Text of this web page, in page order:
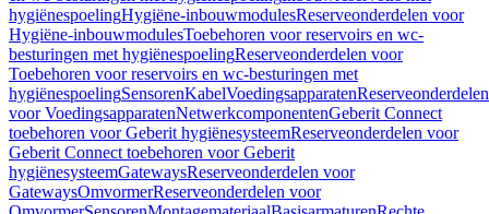
hygiënespoelingHygiëne-inbouwmodulesReserveonderdelen voor
Hygiëne-inbouwmodulesToebehoren voor reservoirs en wc-
besturingen met hygiënespoelingReserveonderdelen voor
Toebehoren voor reservoirs en wc-besturingen met
hygiënespoelingSensorenKabelVoedingsapparatenReserveonderdelen
voor VoedingsapparatenNetwerkcomponentenGeberit Connect
toebehoren voor Geberit hygiënesysteemReserveonderdelen voor
Geberit Connect toebehoren voor Geberit
hygiënesysteemGatewaysReserveonderdelen voor
GatewaysOmvormerReserveonderdelen voor